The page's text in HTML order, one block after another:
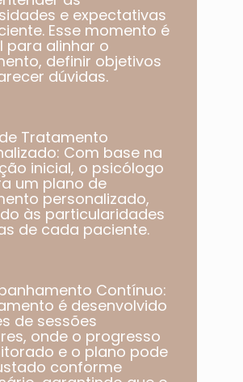
e expectativas
Esse momento é
para alinhar o
definir objetivos
dúvidas.
Tratamento
Com base na
inicial, o psicólogo
um plano de
personalizado,
às particularidades
de cada paciente.​
Contínuo:
é desenvolvido
de sessões
onde o progresso
e o plano pode
conforme